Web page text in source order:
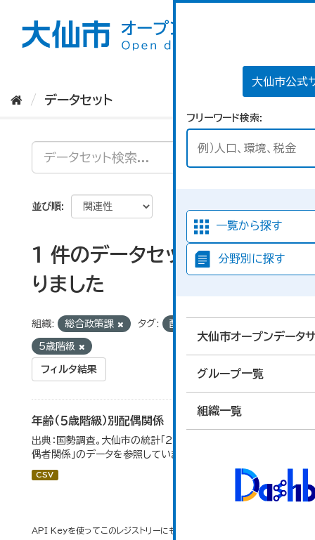
大仙市公式
フリーワード検索
一覧から探す
分野別に探す
大仙市オープンデータ
グループ一覧
組織一覧
データセット
並び順
1 件のデータセットが見つか
りました
組織: 総合政策課 タグ: 配偶関係
5歳階級
フィルタ結果
年齢（５歳階級）別配偶関係
出典：国勢調査。大仙市の統計「2-12 年齢（5歳階級）別配
偶者関係」のデータを参照しています。
CSV
API Keyを使ってこのレジストリーにもアクセス可能です